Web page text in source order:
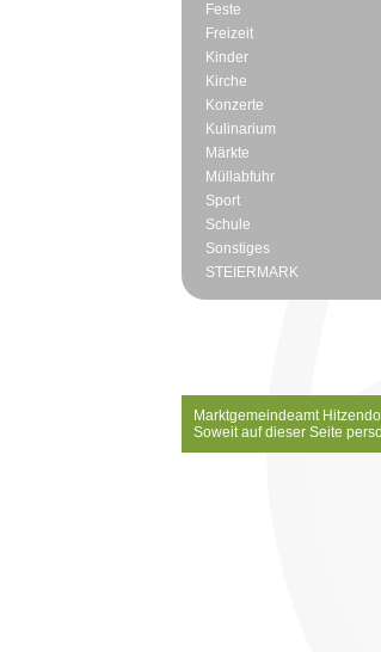
Feste
Freizeit
Kinder
Kirche
Konzerte
Kulinarium
Märkte
Müllabfuhr
Sport
Schule
Sonstiges
STEIERMARK
Marktgemeindeamt
Soweit auf dieser Seite